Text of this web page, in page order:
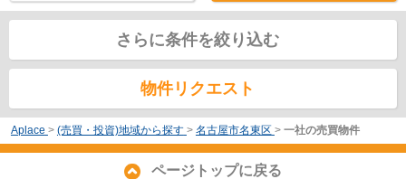
さらに条件を絞り込む
物件リクエスト
Aplace > (売買・投資)地域から探す > 名古屋市名東区 > 一社の売買物件
ページトップに戻る